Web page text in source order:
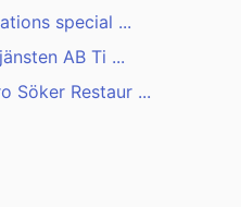
special ...
AB Ti ...
Söker Restaur ...